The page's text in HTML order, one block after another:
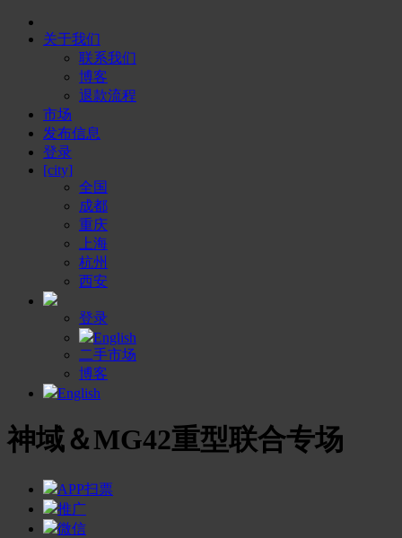
关于我们
联系我们
博客
退款流程
市场
发布信息
登录
[city]
全国
成都
重庆
上海
杭州
西安
登录
English
二手市场
博客
English
神域＆MG42重型联合专场
APP扫票
推广
微信